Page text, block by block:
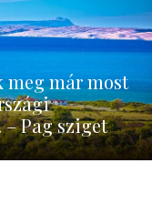
meg már most
Pag sziget